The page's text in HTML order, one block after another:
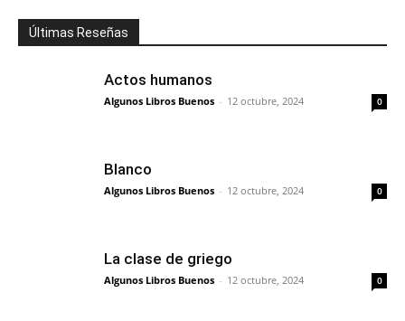
Últimas Reseñas
Actos humanos
Algunos Libros Buenos - 12 octubre, 2024 0
Blanco
Algunos Libros Buenos - 12 octubre, 2024 0
La clase de griego
Algunos Libros Buenos - 12 octubre, 2024 0